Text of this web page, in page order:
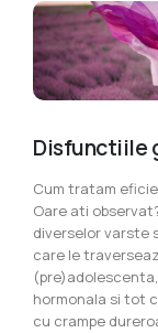
Disfunctiile
Cum tratam
Oare ati
diverselor varste
care le
hormonala si tot
cu crampe